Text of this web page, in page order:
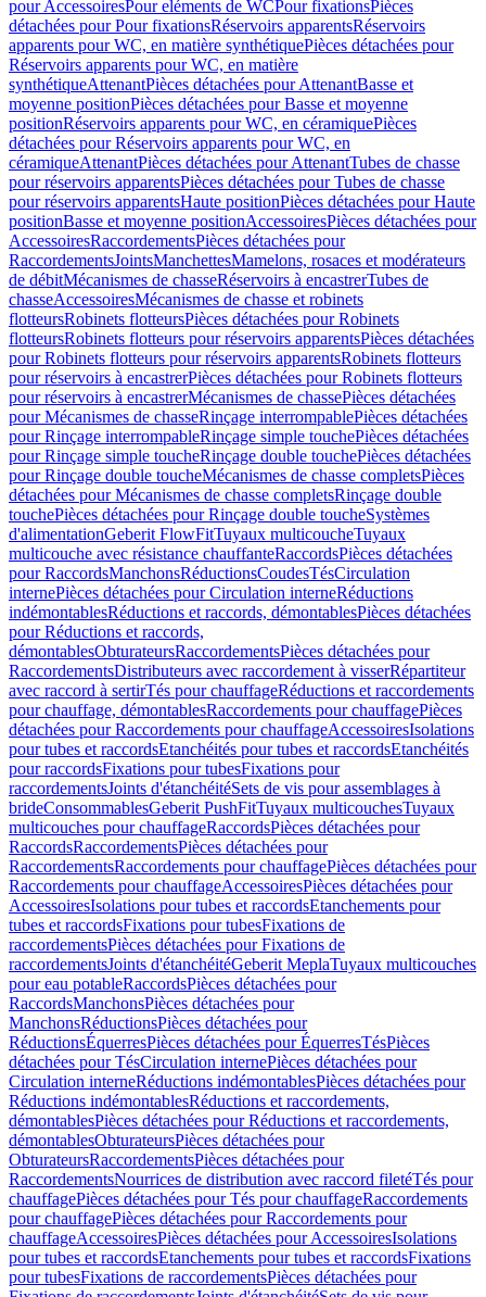
pour AccessoiresPour eléments de WCPour fixationsPièces
détachées pour Pour fixationsRéservoirs apparentsRéservoirs
apparents pour WC, en matière synthétiquePièces détachées pour
Réservoirs apparents pour WC, en matière
synthétiqueAttenantPièces détachées pour AttenantBasse et
moyenne positionPièces détachées pour Basse et moyenne
positionRéservoirs apparents pour WC, en céramiquePièces
détachées pour Réservoirs apparents pour WC, en
céramiqueAttenantPièces détachées pour AttenantTubes de chasse
pour réservoirs apparentsPièces détachées pour Tubes de chasse
pour réservoirs apparentsHaute positionPièces détachées pour Haute
positionBasse et moyenne positionAccessoiresPièces détachées pour
AccessoiresRaccordementsPièces détachées pour
RaccordementsJointsManchettesMamelons, rosaces et modérateurs
de débitMécanismes de chasseRéservoirs à encastrerTubes de
chasseAccessoiresMécanismes de chasse et robinets
flotteursRobinets flotteursPièces détachées pour Robinets
flotteursRobinets flotteurs pour réservoirs apparentsPièces détachées
pour Robinets flotteurs pour réservoirs apparentsRobinets flotteurs
pour réservoirs à encastrerPièces détachées pour Robinets flotteurs
pour réservoirs à encastrerMécanismes de chassePièces détachées
pour Mécanismes de chasseRinçage interrompablePièces détachées
pour Rinçage interrompableRinçage simple touchePièces détachées
pour Rinçage simple toucheRinçage double touchePièces détachées
pour Rinçage double toucheMécanismes de chasse completsPièces
détachées pour Mécanismes de chasse completsRinçage double
touchePièces détachées pour Rinçage double toucheSystèmes
d'alimentationGeberit FlowFitTuyaux multicoucheTuyaux
multicouche avec résistance chauffanteRaccordsPièces détachées
pour RaccordsManchonsRéductionsCoudesTésCirculation
internePièces détachées pour Circulation interneRéductions
indémontablesRéductions et raccords, démontablesPièces détachées
pour Réductions et raccords,
démontablesObturateursRaccordementsPièces détachées pour
RaccordementsDistributeurs avec raccordement à visserRépartiteur
avec raccord à sertirTés pour chauffageRéductions et raccordements
pour chauffage, démontablesRaccordements pour chauffagePièces
détachées pour Raccordements pour chauffageAccessoiresIsolations
pour tubes et raccordsEtanchéités pour tubes et raccordsEtanchéités
pour raccordsFixations pour tubesFixations pour
raccordementsJoints d'étanchéitéSets de vis pour assemblages à
brideConsommablesGeberit PushFitTuyaux multicouchesTuyaux
multicouches pour chauffageRaccordsPièces détachées pour
RaccordsRaccordementsPièces détachées pour
RaccordementsRaccordements pour chauffagePièces détachées pour
Raccordements pour chauffageAccessoiresPièces détachées pour
AccessoiresIsolations pour tubes et raccordsEtanchements pour
tubes et raccordsFixations pour tubesFixations de
raccordementsPièces détachées pour Fixations de
raccordementsJoints d'étanchéitéGeberit MeplaTuyaux multicouches
pour eau potableRaccordsPièces détachées pour
RaccordsManchonsPièces détachées pour
ManchonsRéductionsPièces détachées pour
RéductionsÉquerresPièces détachées pour ÉquerresTésPièces
détachées pour TésCirculation internePièces détachées pour
Circulation interneRéductions indémontablesPièces détachées pour
Réductions indémontablesRéductions et raccordements,
démontablesPièces détachées pour Réductions et raccordements,
démontablesObturateursPièces détachées pour
ObturateursRaccordementsPièces détachées pour
RaccordementsNourrices de distribution avec raccord filetéTés pour
chauffagePièces détachées pour Tés pour chauffageRaccordements
pour chauffagePièces détachées pour Raccordements pour
chauffageAccessoiresPièces détachées pour AccessoiresIsolations
pour tubes et raccordsEtanchements pour tubes et raccordsFixations
pour tubesFixations de raccordementsPièces détachées pour